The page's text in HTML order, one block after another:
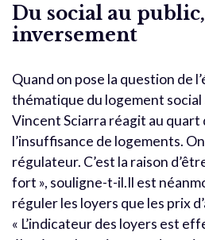
Du social au
inversement
Quand on pose la question de
thématique du logement
Vincent Sciarra réagit au
l’insuffisance de logements.
régulateur. C’est la raison
fort », souligne-t-il.Il est
réguler les loyers que les prix
« L’indicateur des loyers est